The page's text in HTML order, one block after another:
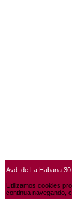
Avd. de La Habana
Utilizamos cookies
continua navegando,